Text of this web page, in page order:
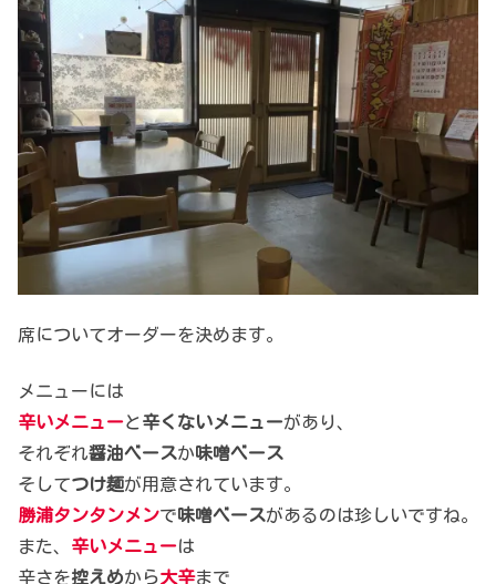
席についてオーダーを決めます。
メニューには
辛いメニューと 辛くないメニューがあり、
それぞれ醤油ベースか味噌ベース
そしてつけ麺が用意されています。
勝浦タンタンメンで味噌ベースがあるのは珍しいですね。
また、 辛いメニューは
辛さを控えめから大辛まで